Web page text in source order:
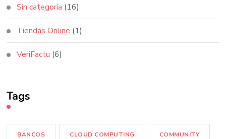
Sin categoría (16)
Tiendas Online (1)
VeriFactu (6)
Tags
BANCOS CLOUD COMPUTING COMMUNITY